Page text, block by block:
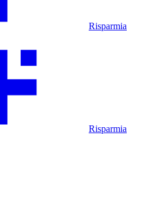
Risparmia
Risparmia